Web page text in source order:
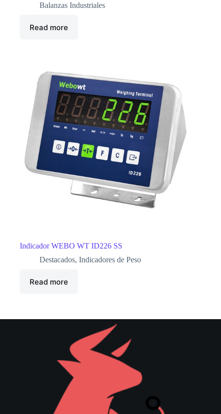
Balanzas Industriales
Read more
Indicador WEBO WT ID226 SS
Destacados, Indicadores de Peso
Read more